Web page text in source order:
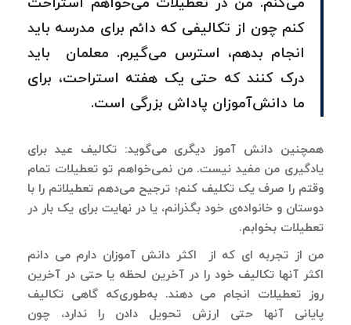
کنم چون از تکالیفی که دائم برای مدرسه باید
انجام بدهم، استرس می‌گیرم. معلمان باید
درک کنند که حتی یک هفته استراحت، برای
ما دانش‌آموزان پاداش بزرگی است.
همچنین دانش آموز دیگری می‌گوید: تکالیف عید برای
یادگیری من مفید نیست. من نمی‌خواهم تو تعطیلات تمام
وقتم را صرف یک تکلیف کنم؛ ترجیح می‌دهم تعطیلاتم را با
دوستان و خانواده‌ی خود بگذرانم، یا در نهایت برای یک بار در
تعطیلات بخوابم.
من از تجربه ای که از اکثر دانش آموزان دارم می دانم
اکثر آنها تکالیف خود را در آخرین لحظه یا حتی در آخرین
روز تعطیلات انجام می دهند. به‌طوری‌که گاهی تکالیف
پایانی آنها حتی ارزش تحویل دادن را ندارد، چون